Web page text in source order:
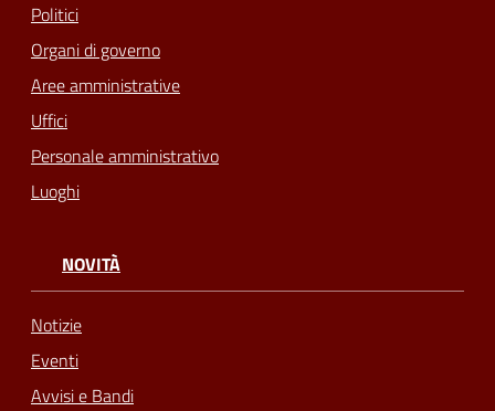
Politici
Organi di governo
Aree amministrative
Uffici
Personale amministrativo
Luoghi
NOVITÀ
Notizie
Eventi
Avvisi e Bandi